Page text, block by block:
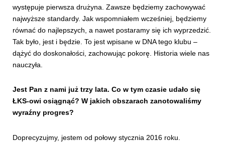
występuje pierwsza drużyna. Zawsze będziemy zachowywać
najwyższe standardy. Jak wspomniałem wcześniej, będziemy
równać do najlepszych, a nawet postaramy się ich wyprzedzić.
Tak było, jest i będzie. To jest wpisane w DNA tego klubu –
dążyć do doskonałości, zachowując pokorę. Historia wiele nas
nauczyła.
Jest Pan z nami już trzy lata. Co w tym czasie udało się
ŁKS-owi osiągnąć? W jakich obszarach zanotowaliśmy
wyraźny progres?
Doprecyzujmy, jestem od połowy stycznia 2016 roku.